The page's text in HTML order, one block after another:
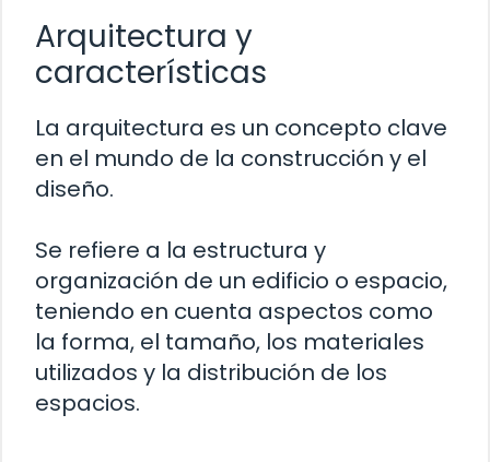
Arquitectura y
características
La arquitectura es un concepto clave
en el mundo de la construcción y el
diseño.
Se refiere a la estructura y
organización de un edificio o espacio,
teniendo en cuenta aspectos como
la forma, el tamaño, los materiales
utilizados y la distribución de los
espacios.